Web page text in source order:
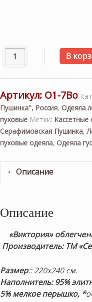
Количество товара
В
Артикул: О1-7Во
Пушинка", Россия, Одеяла
пуховые Метки: Кассетные
Серафимовская Пушинка,
пуховые одеяла, Одеяла
Описание
Описание
«Виктория»
Производитель: ТМ
Размер:: 220х240 см.
Наполнитель: 95%
5% мелкое перышко, *